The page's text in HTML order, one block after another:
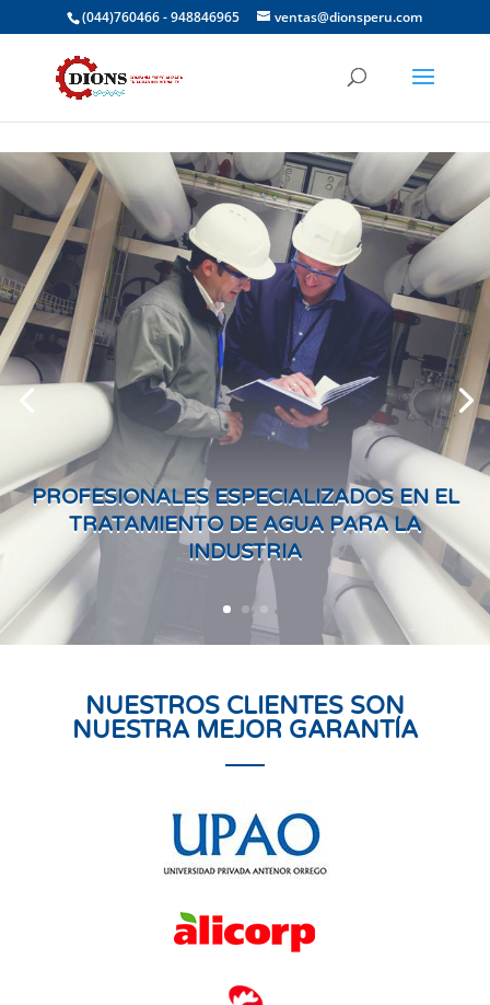
(044)760466 - 948846965 ventas@dionsperu.com
PROFESIONALES ESPECIALIZADOS EN EL
TRATAMIENTO DE AGUA PARA LA
INDUSTRIA
NUESTROS CLIENTES SON
NUESTRA MEJOR GARANTÍA